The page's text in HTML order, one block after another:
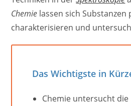
Chemie lassen sich Substanzen
charakterisieren und
Das Wichtigste in
Chemie untersucht die